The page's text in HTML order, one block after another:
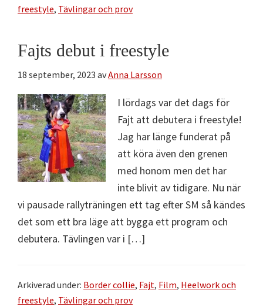
freestyle, Tävlingar och prov
Fajts debut i freestyle
18 september, 2023 avAnna Larsson
I lördags var det dags för
Fajt att debutera i freestyle!
Jag har länge funderat på
att köra även den grenen
med honom men det har
inte blivit av tidigare. Nu när
vi pausade rallyträningen ett tag efter SM så kändes
det som ett bra läge att bygga ett program och
debutera. Tävlingen var i […]
Arkiverad under: Border collie, Fajt, Film, Heelwork och
freestyle, Tävlingar och prov